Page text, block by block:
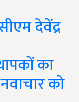
देवेंद्र
का
को